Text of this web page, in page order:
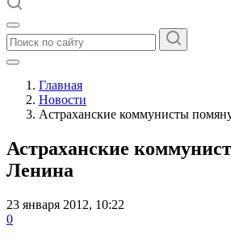
Главная
Новости
Астраханские коммунисты
Астраханские
Ленина
23 января 2012, 10:22
0